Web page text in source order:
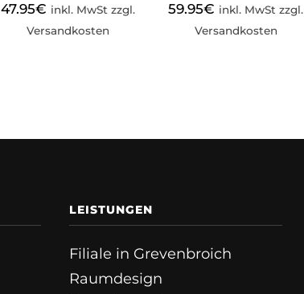
47.95€ inkl. MwSt zzgl.
Versandkosten
59.95€ inkl. MwSt zzgl.
Versandkosten
LEISTUNGEN
Filiale in Grevenbroich
Raumdesign